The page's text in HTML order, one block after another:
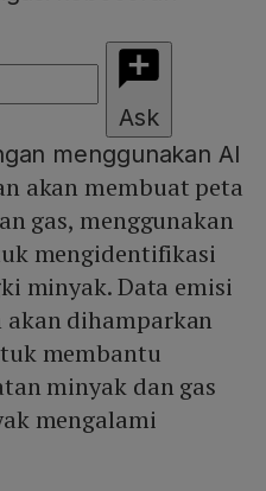
Ask
menggunakan AI
akan membuat peta
gas, menggunakan
mengidentifikasi
minyak. Data emisi
akan dihamparkan
membantu
minyak dan gas
mengalami